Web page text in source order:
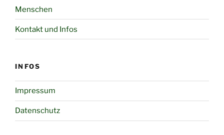
Menschen
Kontakt und Infos
INFOS
Impressum
Datenschutz